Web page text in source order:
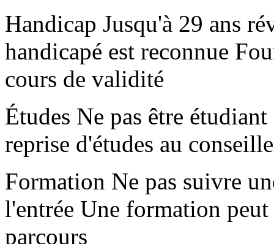
Handicap Jusqu'à 29 ans
handicapé est reconnue
cours de validité
Études Ne pas être
reprise d'études au
Formation Ne pas suivre
l'entrée Une formation
parcours